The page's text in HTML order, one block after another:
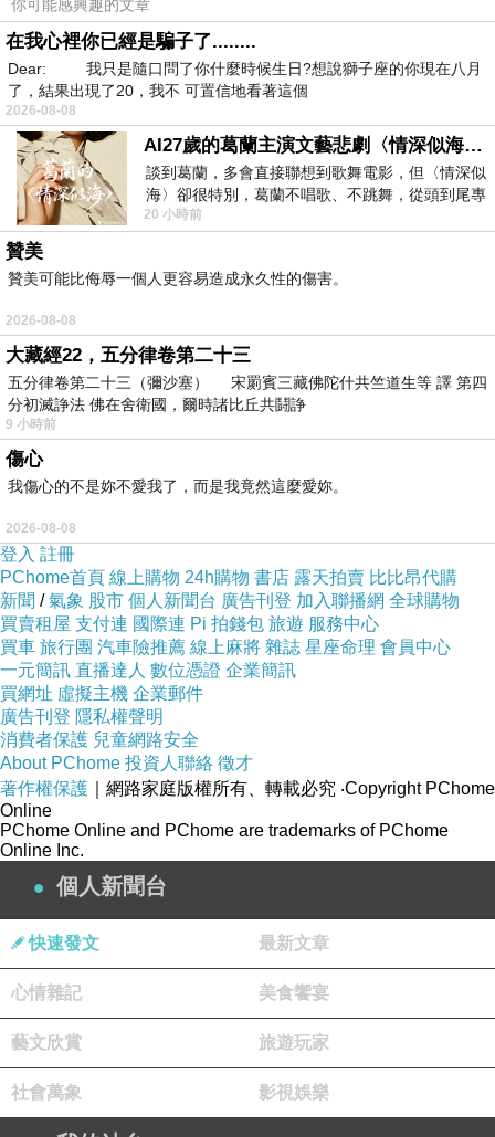
崽崽哭笑不得：「這件有腰身⋯⋯」
阿姨：「蛤～這我很難分餒」
崽崽真的不知道要怎麼說了
崽崽很想說
你分不清楚
我工作量就會增加更多⋯
/
崽崽幫忙移動太空包
阿伯大哥和阿俊又要抽板子
崽崽就先幫分揀休閒褲類的梅容小樹懶把太空包
拉過去
崽崽：「妹妹，你先走開，姐姐弄」
因為要抽板子時
一定要有人抵著太空包
讓太空包呈現35～45度左右的傾斜
等板子抽走再把太空包推正
免得太空包直接倒掉
所以崽崽抵著太空包
要讓阿俊抽板子
我們其實都很習慣
太空包太重有時候沒站穩會直接被壓到
但至少
我們知道怎麼減少讓自己受傷的可能
然後阿俊板子一抽
崽崽也有站穩
我們都沒事
只是梅容小樹懶突然從崽崽背後抱住崽崽
你可能感興趣的文章
在我心裡你已經是騙子了........
Dear: 我只是隨口問了你什麼時候生日?想說獅子座的你現在八月
了，結果出現了20，我不 可置信地看著這個
2026-08-08
AI27歲的葛蘭主演文藝悲劇〈情深似海〉 #戀上老電影 #葛蘭 #粟子
談到葛蘭，多會直接聯想到歌舞電影，但〈情深似
海〉卻很特別，葛蘭不唱歌、不跳舞，從頭到尾專
心演戲。拍攝期間，經常工作超過12個鐘
20 小時前
贊美
贊美可能比侮辱一個人更容易造成永久性的傷害。
2026-08-08
大藏經22，五分律卷第二十三
五分律卷第二十三（彌沙塞） 宋罽賓三藏佛陀什共竺道生等 譯 第四
分初滅諍法 佛在舍衛國，爾時諸比丘共鬪諍
9 小時前
傷心
我傷心的不是妳不愛我了，而是我竟然這麼愛妳。
2026-08-08
登入 註冊
PChome首頁 線上購物 24h購物 書店 露天拍賣 比比昂代購
新聞 /氣象 股市 個人新聞台 廣告刊登 加入聯播網 全球購物
買賣租屋 支付連 國際連 Pi 拍錢包 旅遊 服務中心
買車 旅行團 汽車險推薦 線上麻將 雜誌 星座命理 會員中心
一元簡訊 直播達人 數位憑證 企業簡訊
買網址 虛擬主機 企業郵件
廣告刊登 隱私權聲明
消費者保護 兒童網路安全
About PChome 投資人聯絡 徵才
著作權保護 ｜網路家庭版權所有、轉載必究 ‧Copyright PChome
Online
PChome Online and PChome are trademarks of PChome
Online Inc.
個人新聞台
快速發文 最新文章
心情雜記 美食饗宴
藝文欣賞 旅遊玩家
社會萬象 影視娛樂